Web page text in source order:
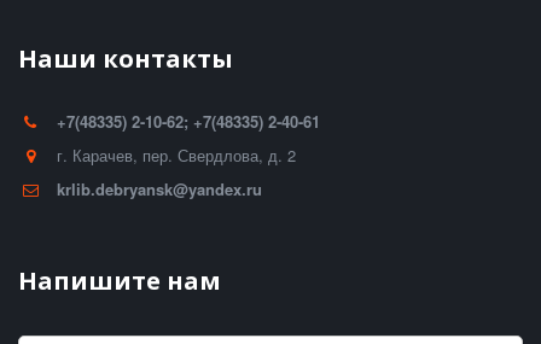
Наши контакты
+7(48335) 2-10-62; +7(48335) 2-40-61
г. Карачев, пер. Свердлова, д. 2
krlib.debryansk@yandex.ru
Напишите нам